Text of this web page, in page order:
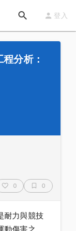
登入
分析：
0 0
耐力與競技
動傷害之